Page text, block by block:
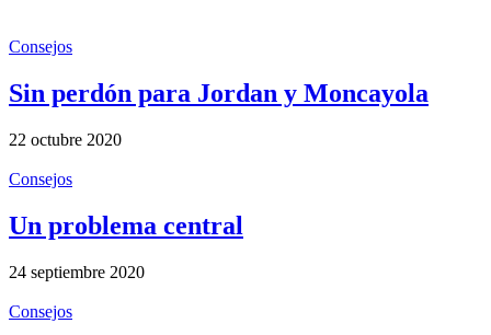
Consejos
Sin perdón para Jordan y Moncayola
22 octubre 2020
Consejos
Un problema central
24 septiembre 2020
Consejos